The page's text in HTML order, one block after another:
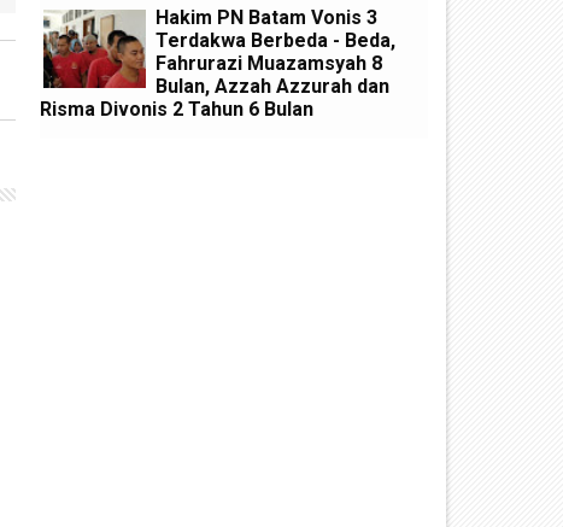
Hakim PN Batam Vonis 3
Terdakwa Berbeda - Beda,
Fahrurazi Muazamsyah 8
Bulan, Azzah Azzurah dan
Risma Divonis 2 Tahun 6 Bulan